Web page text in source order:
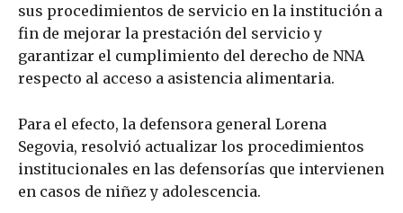
sus procedimientos de servicio en la institución a
fin de mejorar la prestación del servicio y
garantizar el cumplimiento del derecho de NNA
respecto al acceso a asistencia alimentaria.
Para el efecto, la defensora general Lorena
Segovia, resolvió actualizar los procedimientos
institucionales en las defensorías que intervienen
en casos de niñez y adolescencia.